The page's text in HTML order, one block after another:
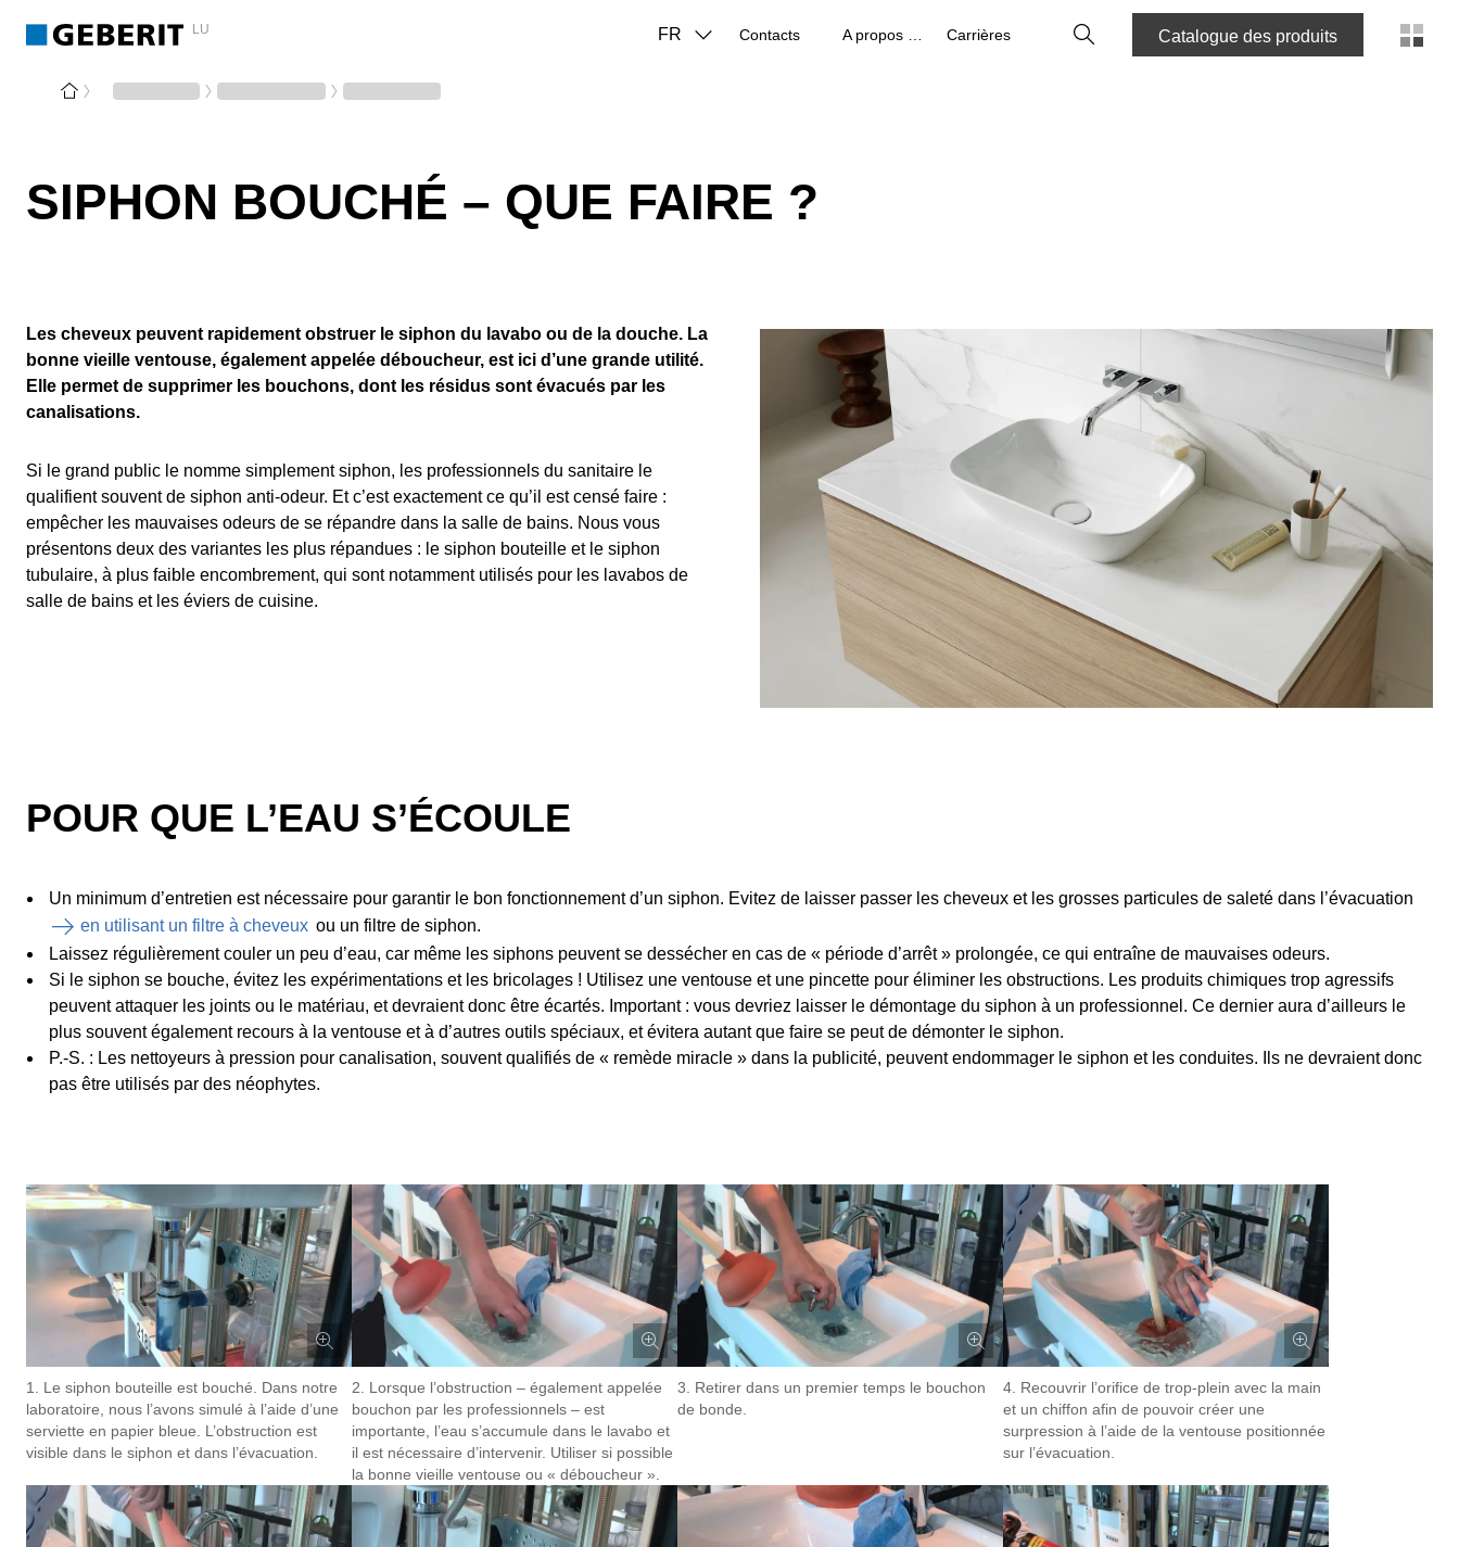
LU FR Contacts Carrières RechercheCatalogue des produits
SIPHON BOUCHÉ – QUE FAIRE ?
Les cheveux peuvent rapidement obstruer le siphon du lavabo ou de la douche. La
bonne vieille ventouse, également appelée déboucheur, est ici d’une grande utilité.
Elle permet de supprimer les bouchons, dont les résidus sont évacués par les
canalisations.
Si le grand public le nomme simplement siphon, les professionnels du sanitaire le
qualifient souvent de siphon anti-odeur. Et c’est exactement ce qu’il est censé faire :
empêcher les mauvaises odeurs de se répandre dans la salle de bains. Nous vous
présentons deux des variantes les plus répandues : le siphon bouteille et le siphon
tubulaire, à plus faible encombrement, qui sont notamment utilisés pour les lavabos de
salle de bains et les éviers de cuisine.
POUR QUE L’EAU S’ÉCOULE
Un minimum d’entretien est nécessaire pour garantir le bon fonctionnement d’un siphon. Evitez de laisser passer les cheveux et les grosses particules de saleté dans l’évacuation
en utilisant un filtre à cheveux ou un filtre de siphon.
Laissez régulièrement couler un peu d’eau, car même les siphons peuvent se dessécher en cas de « période d’arrêt » prolongée, ce qui entraîne de mauvaises odeurs.
Si le siphon se bouche, évitez les expérimentations et les bricolages ! Utilisez une ventouse et une pincette pour éliminer les obstructions. Les produits chimiques trop agressifs
peuvent attaquer les joints ou le matériau, et devraient donc être écartés. Important : vous devriez laisser le démontage du siphon à un professionnel. Ce dernier aura d’ailleurs le
plus souvent également recours à la ventouse et à d’autres outils spéciaux, et évitera autant que faire se peut de démonter le siphon.
P.-S. : Les nettoyeurs à pression pour canalisation, souvent qualifiés de « remède miracle » dans la publicité, peuvent endommager le siphon et les conduites. Ils ne devraient donc
pas être utilisés par des néophytes.
1. Le siphon bouteille est bouché. Dans notre
laboratoire, nous l’avons simulé à l’aide d’une
serviette en papier bleue. L’obstruction est
visible dans le siphon et dans l’évacuation.
2. Lorsque l’obstruction – également appelée
bouchon par les professionnels – est
importante, l’eau s’accumule dans le lavabo et
il est nécessaire d’intervenir. Utiliser si possible
la bonne vieille ventouse ou « déboucheur ».
3. Retirer dans un premier temps le bouchon
de bonde.
4. Recouvrir l’orifice de trop-plein avec la main
et un chiffon afin de pouvoir créer une
surpression à l’aide de la ventouse positionnée
sur l’évacuation.